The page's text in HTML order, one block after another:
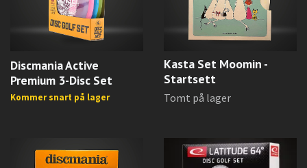
Discmania Active
Premium 3-Disc Set
Kommer snart på lager
Kasta Set Moomin -
Startsett
Tomt på lager